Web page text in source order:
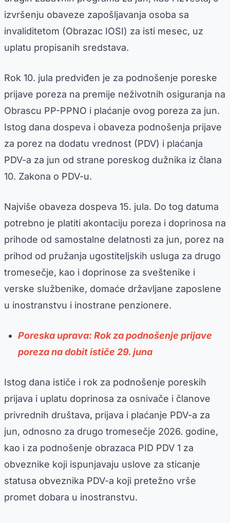
izvršenju obaveze zapošljavanja osoba sa
invaliditetom (Obrazac IOSI) za isti mesec, uz
uplatu propisanih sredstava.
Rok 10. jula predviđen je za podnošenje poreske
prijave poreza na premije neživotnih osiguranja na
Obrascu PP-PPNO i plaćanje ovog poreza za jun.
Istog dana dospeva i obaveza podnošenja prijave
za porez na dodatu vrednost (PDV) i plaćanja
PDV-a za jun od strane poreskog dužnika iz člana
10. Zakona o PDV-u.
Najviše obaveza dospeva 15. jula. Do tog datuma
potrebno je platiti akontaciju poreza i doprinosa na
prihode od samostalne delatnosti za jun, porez na
prihod od pružanja ugostiteljskih usluga za drugo
tromesečje, kao i doprinose za sveštenike i
verske službenike, domaće državljane zaposlene
u inostranstvu i inostrane penzionere.
Poreska uprava: Rok za podnošenje prijave
poreza na dobit ističe 29. juna
Istog dana ističe i rok za podnošenje poreskih
prijava i uplatu doprinosa za osnivače i članove
privrednih društava, prijava i plaćanje PDV-a za
jun, odnosno za drugo tromesečje 2026. godine,
kao i za podnošenje obrazaca PID PDV 1 za
obveznike koji ispunjavaju uslove za sticanje
statusa obveznika PDV-a koji pretežno vrše
promet dobara u inostranstvu.